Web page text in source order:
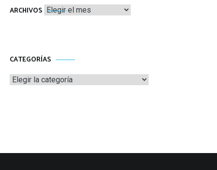
ARCHIVOS Archivos
CATEGORÍAS
Categorías